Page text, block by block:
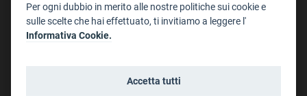
Dove Siamo
Struttura di riferimento
Per ogni dubbio in merito alle nostre politiche sui cookie e
sulle scelte che hai effettuato, ti invitiamo a leggere l'
Informativa Cookie.
Accetta tutti